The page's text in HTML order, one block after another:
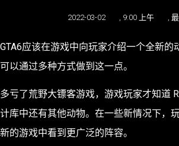
2022-03-02 9:00 上午
GTA6应该在游戏中向玩家介绍一个全新的
可以通过多种方式做到这一点。
多亏了荒野大镖客游戏，游戏玩家才知道
计库中还有其他动物。在一些新情况下，
新的游戏中看到更广泛的阵容。